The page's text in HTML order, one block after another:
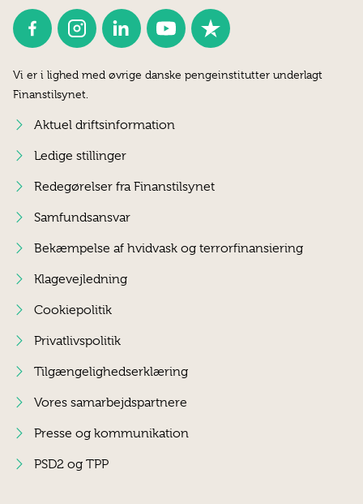
Vi er i lighed med øvrige danske pengeinstitutter underlagt
Finanstilsynet.
Aktuel driftsinformation
Ledige stillinger
Redegørelser fra Finanstilsynet
Samfundsansvar
Bekæmpelse af hvidvask og terrorfinansiering
Klagevejledning
Cookiepolitik
Privatlivspolitik
Tilgængelighedserklæring
Vores samarbejdspartnere
Presse og kommunikation
PSD2 og TPP